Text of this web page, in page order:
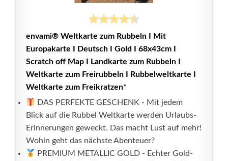
envami® Weltkarte zum Rubbeln I Mit
Europakarte I Deutsch I Gold I 68x43cm I
Scratch off Map I Landkarte zum Rubbeln I
Weltkarte zum Freirubbeln I Rubbelweltkarte I
Weltkarte zum Freikratzen*
DAS PERFEKTE GESCHENK - Mit jedem
Blick auf die Rubbel Weltkarte werden Urlaubs-
Erinnerungen geweckt. Das macht Lust auf mehr!
Wohin geht das nächste Abenteuer?
PREMIUM METALLIC GOLD - Echter Gold-